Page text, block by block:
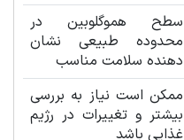
سطح هموگلوبین در
محدوده طبیعی نشان
دهنده سلامت مناسب
ممکن است نیاز به بررسی
بیشتر و تغییرات در رژیم
غذایی باشد